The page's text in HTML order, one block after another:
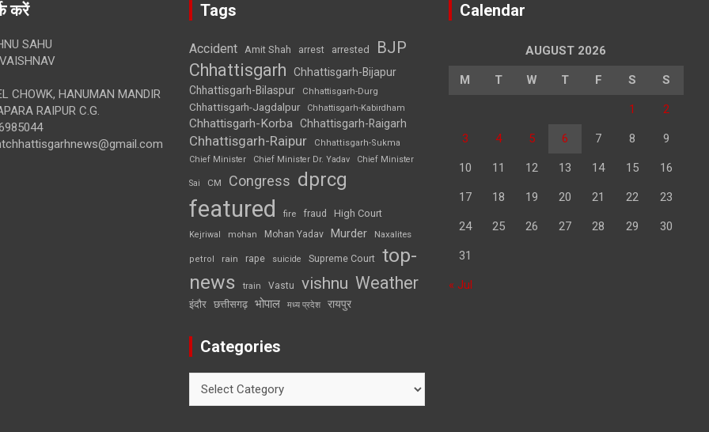
करें
SAHU
CHOWK, HANUMAN MANDIR
RAIPUR C.G.
Tags
Accident Amit Shah arrest arrested BJP
Chhattisgarh
Chhattisgarh-Bijapur
Chhattisgarh-Bilaspur
Chhattisgarh-Durg
Chhattisgarh-Jagdalpur Chhattisgarh-Kabirdham
Chhattisgarh-Korba Chhattisgarh-Raigarh
Chhattisgarh-Raipur
Chhattisgarh-Sukma
Chief Minister
Chief Minister Dr. Yadav Chief Minister
Sai CM Congress dprcg
featured fire fraud High Court
Kejriwal mohan Mohan Yadav Murder Naxalites
petrol rain rape suicide Supreme Court top-
news
train Vastu vishnu Weather
इंदौर छत्तीसगढ़ भोपाल मध्य प्रदेश रायपुर
Categories
Calendar
AUGUST 2026
M T W T F S S
1 2
3 4 5 6 7 8 9
10 11 12 13 14 15 16
17 18 19 20 21 22 23
24 25 26 27 28 29 30
31
« Jul